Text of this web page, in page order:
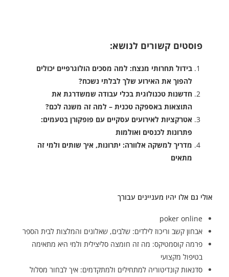
פוסטים קשורים לנושא:
בידול תחרותי מנצח: למה מסכים הולוגרפיים יכולים
להפוך את האירוע שלך לבלתי נשכח?
חדשנות טכנולוגית בכלי עבודה שמשדרגת את
התוצאות באספקה טכנית – למה זה משנה לכם?
אטרקציות לאירועים עסקיים עם פופקורן בטעמים:
פתרונות לכנסים ואולמות
מדריך למשקה אלוורה: יתרונות, איך שותים ולמי זה
מתאים
אולי גם אלו יהיו מעניינים עבורך
poker online
אבחון קשב וריכוז לילדים: שלבים, שאלונים והמלצות לבית הספר
פרמה קוסמטיקס: מה זה חומצה סליצילית ולמי היא מתאימה
בטיפול מקצועי
סדנאות קונדיטוריה למתחילים ולמתקדמים: איך לבחור מסלול